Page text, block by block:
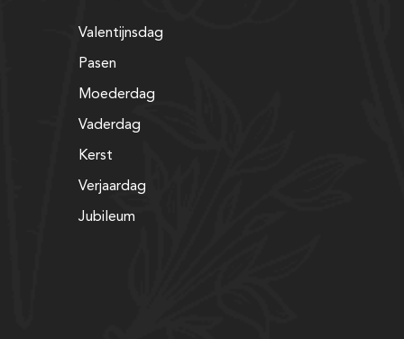
Valentijnsdag
Pasen
Moederdag
Vaderdag
Kerst
Verjaardag
Jubileum